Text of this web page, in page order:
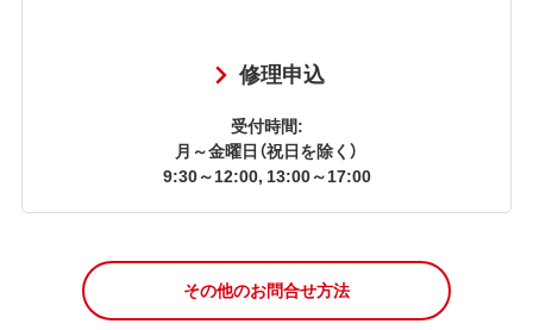
修理申込
受付時間:
月～金曜日（祝日を除く）
9:30～12:00, 13:00～17:00
その他のお問合せ方法